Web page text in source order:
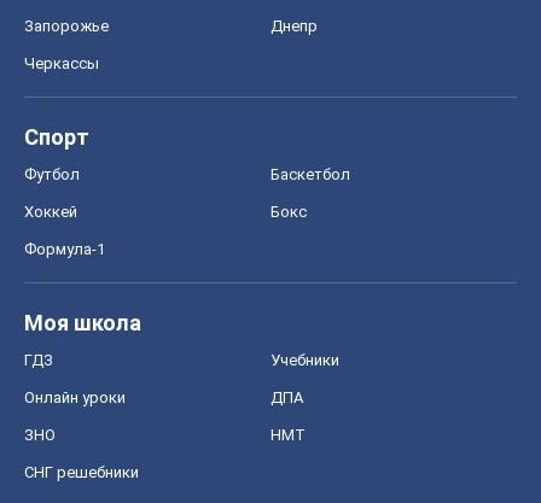
Запорожье Днепр
Черкассы
Спорт
Футбол Баскетбол
Хоккей Бокс
Формула-1
Моя школа
ГДЗ Учебники
Онлайн уроки ДПА
ЗНО НМТ
СНГ решебники